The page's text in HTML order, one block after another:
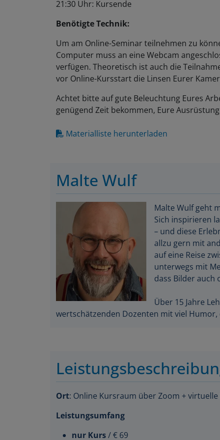
Benötigte Technik:
Um am Online-Seminar teilnehmen zu
Computer muss an eine Webcam
verfügen. Theoretisch ist auch die
vor Online-Kursstart die Linsen Eurer
Achtet bitte auf gute Beleuchtung Eures
genügend Zeit bekommen, Eure
Materialliste herunterladen
Malte Wulf
Malte Wulf geht
Sich inspirieren
– und diese
allzu gern mit
auf eine Reise
unterwegs mit
dass Bilder auch
Über 15 Jahre
wertschätzenden Dozenten mit viel
Ort: Online Kursraum über Zoom +
Leistungsumfang
nur Kurs / € 69